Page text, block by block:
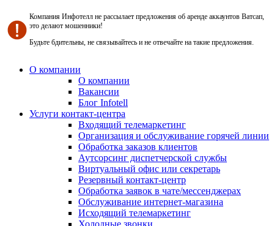
Компания Инфотелл не рассылает предложения об аренде аккаунтов Ватсап,
это делают мошенники!
Будьте бдительны, не связывайтесь и не отвечайте на такие предложения.
О компании
О компании
Вакансии
Блог Infotell
Услуги контакт-центра
Входящий телемаркетинг
Организация и обслуживание горячей линии
Обработка заказов клиентов
Аутсорсинг диспетчерской службы
Виртуальный офис или секретарь
Резервный контакт-центр
Обработка заявок в чате/мессенджерах
Обслуживание интернет-магазина
Исходящий телемаркетинг
Холодные звонки